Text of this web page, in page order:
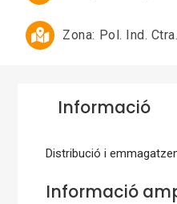
Zona: Pol. Ind.
Informació
Distribució i
Informació